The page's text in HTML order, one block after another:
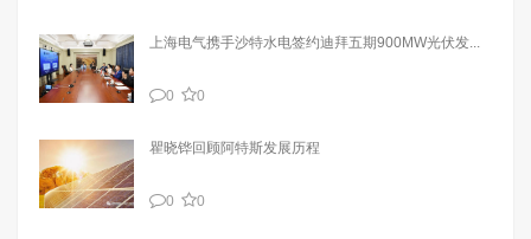
上海电气携手沙特水电签约迪拜五期900MW光伏发...
0 0
瞿晓铧回顾阿特斯发展历程
0 0